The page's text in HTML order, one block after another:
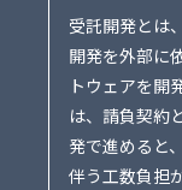
受託開発とは
開発を外部に
トウェアを開
は、請負契約
発で進めると
伴う工数負担